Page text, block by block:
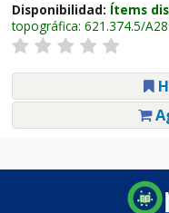
Disponibilidad: Ítems
topográfica: 621.374.5/